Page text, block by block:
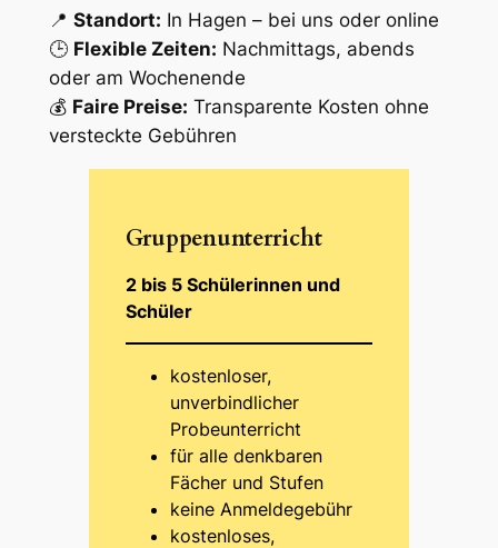
📍 Standort: In Hagen – bei uns oder online
🕒 Flexible Zeiten: Nachmittags, abends
oder am Wochenende
💰 Faire Preise: Transparente Kosten ohne
versteckte Gebühren
Gruppenunterricht
2 bis 5 Schülerinnen und
Schüler
kostenloser,
unverbindlicher
Probeunterricht
für alle denkbaren
Fächer und Stufen
keine Anmeldegebühr
kostenloses,